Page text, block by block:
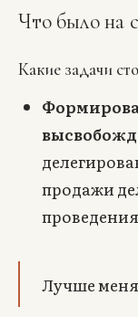
Что было на
Какие задачи
продажи
Лучше